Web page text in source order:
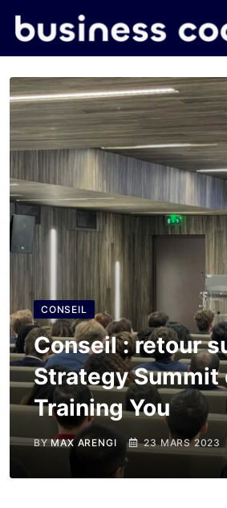
CONSEIL
Conseil : retour
Strategy Summit
Training You
BYMAX ARENGI 23 MARS 2023